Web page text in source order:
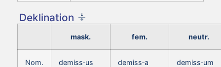
Deklination
mask. fem. neutr.
Nom.
demiss‑us demiss‑a demiss‑um